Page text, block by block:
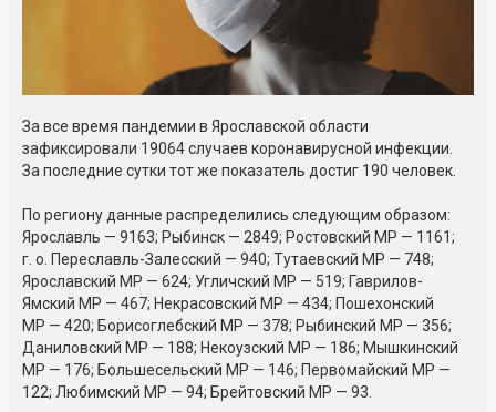
За все время пандемии в Ярославской области
зафиксировали 19064 случаев коронавирусной инфекции.
За последние сутки тот же показатель достиг 190 человек.
По региону данные распределились следующим образом:
Ярославль — 9163; Рыбинск — 2849; Ростовский МР — 1161;
г. о. Переславль-Залесский — 940; Тутаевский МР — 748;
Ярославский МР — 624; Угличский МР — 519; Гаврилов-
Ямский МР — 467; Некрасовский МР — 434; Пошехонский
МР — 420; Борисоглебский МР — 378; Рыбинский МР — 356;
Даниловский МР — 188; Некоузский МР — 186; Мышкинский
МР — 176; Большесельский МР — 146; Первомайский МР —
122; Любимский МР — 94; Брейтовский МР — 93.